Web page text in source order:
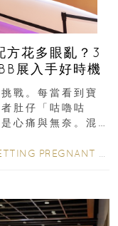
方花多眼亂？3
展入手好時機
戰。每當看到寶
肚仔「咕嚕咕
心痛與無奈。混
PREGNANT